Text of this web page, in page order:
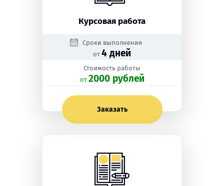
Курсовая работа
Сроки выполнения
от 4 дней
Стоимость работы
oт 2000 рублей
Заказать